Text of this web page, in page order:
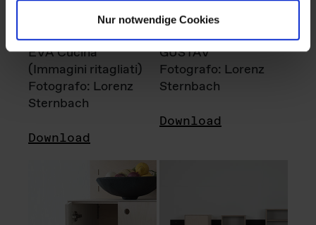
Nur notwendige Cookies
EVA Cucina
(Immagini ritagliati)
Fotografo: Lorenz
Sternbach
Download
GUSTAV
Fotografo: Lorenz
Sternbach
Download